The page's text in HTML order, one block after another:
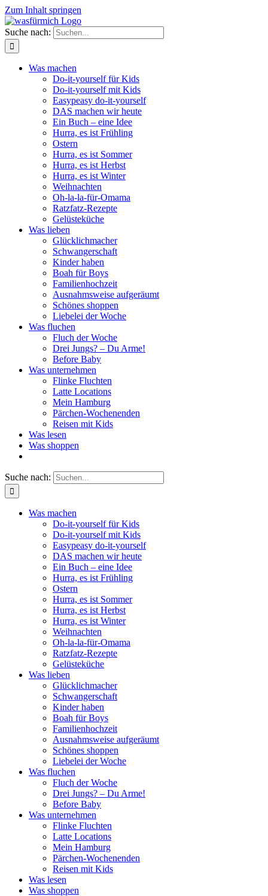
Zum Inhalt springen
Suche nach:
Was machen
Do-it-yourself für Kids
Do-it-yourself mit Kids
Easypeasy do-it-yourself
DAS machen wir heute
Ein Buch – eine Idee
Hurra, es ist Frühling
Ostern
Hurra, es ist Sommer
Hurra, es ist Herbst
Hurra, es ist Winter
Weihnachten
Oh-la-la-für-Omama
Ratzfatz-Rezepte
Gelüsteküche
Was lieben
Glücklichmacher
Schwangerschaft
Kinder haben
Boah für Boys
Familienhochzeit
Ausnahmsweise aufgeräumt
Schönes shoppen
Liebelei der Woche
Was fluchen
Fluch der Woche
Drei Jungs? – Du Arme!
Before Baby
Was unternehmen
Flinke Fluchten
Latte Locations
Mein Hamburg
Pärchen-Wochenenden
Reisen mit Kids
Was lesen
Was shoppen
Suche nach:
Was machen
Do-it-yourself für Kids
Do-it-yourself mit Kids
Easypeasy do-it-yourself
DAS machen wir heute
Ein Buch – eine Idee
Hurra, es ist Frühling
Ostern
Hurra, es ist Sommer
Hurra, es ist Herbst
Hurra, es ist Winter
Weihnachten
Oh-la-la-für-Omama
Ratzfatz-Rezepte
Gelüsteküche
Was lieben
Glücklichmacher
Schwangerschaft
Kinder haben
Boah für Boys
Familienhochzeit
Ausnahmsweise aufgeräumt
Schönes shoppen
Liebelei der Woche
Was fluchen
Fluch der Woche
Drei Jungs? – Du Arme!
Before Baby
Was unternehmen
Flinke Fluchten
Latte Locations
Mein Hamburg
Pärchen-Wochenenden
Reisen mit Kids
Was lesen
Was shoppen